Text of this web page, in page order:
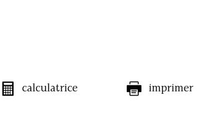
calculatrice imprimer